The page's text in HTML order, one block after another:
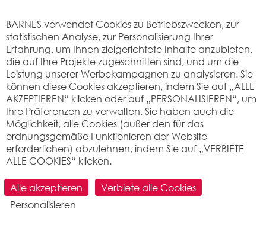
ABTEILUNG FÜR NEUE PROJEKTE:Entwicklung des
Grundeigentums-Marketing-Leitung -Marketing & Digitales
Direct Live-B-Live -Unsere Erfolge
B-LIVE
Die erste Komplettlösung, mit der die
BARNES verwendet Cookies zu Betriebszwecken, zur
statistischen Analyse, zur Personalisierung Ihrer
Erfahrung, um Ihnen zielgerichtete Inhalte anzubieten,
die auf Ihre Projekte zugeschnitten sind, und um die
Leistung unserer Werbekampagnen zu analysieren. Sie
können diese Cookies akzeptieren, indem Sie auf „ALLE
AKZEPTIEREN“ klicken oder auf „PERSONALISIEREN“, um
Ihre Präferenzen zu verwalten. Sie haben auch die
Möglichkeit, alle Cookies (außer den für das
ordnungsgemäße Funktionieren der Website
erforderlichen) abzulehnen, indem Sie auf „VERBIETE
ALLE COOKIES“ klicken.
Alle akzeptieren
Verbiete alle Cookies
Personalisieren